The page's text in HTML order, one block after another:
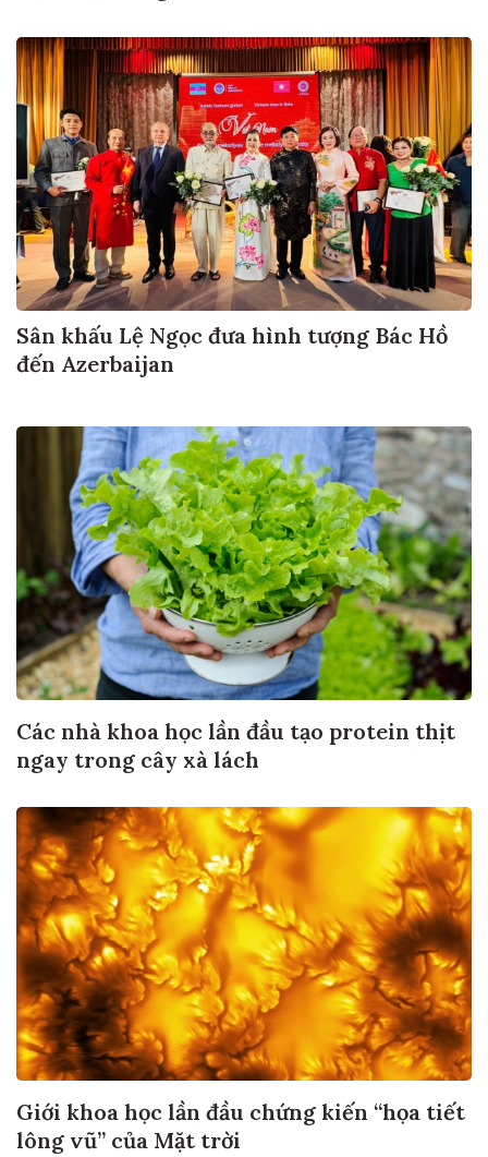
Sân khấu Lệ Ngọc đưa hình tượng Bác Hồ
đến Azerbaijan
Các nhà khoa học lần đầu tạo protein thịt
ngay trong cây xà lách
Giới khoa học lần đầu chứng kiến “họa tiết
lông vũ” của Mặt trời